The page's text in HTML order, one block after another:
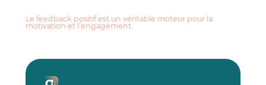
Le feedback positif est un véritable moteur pour la
motivation et l’engagement.